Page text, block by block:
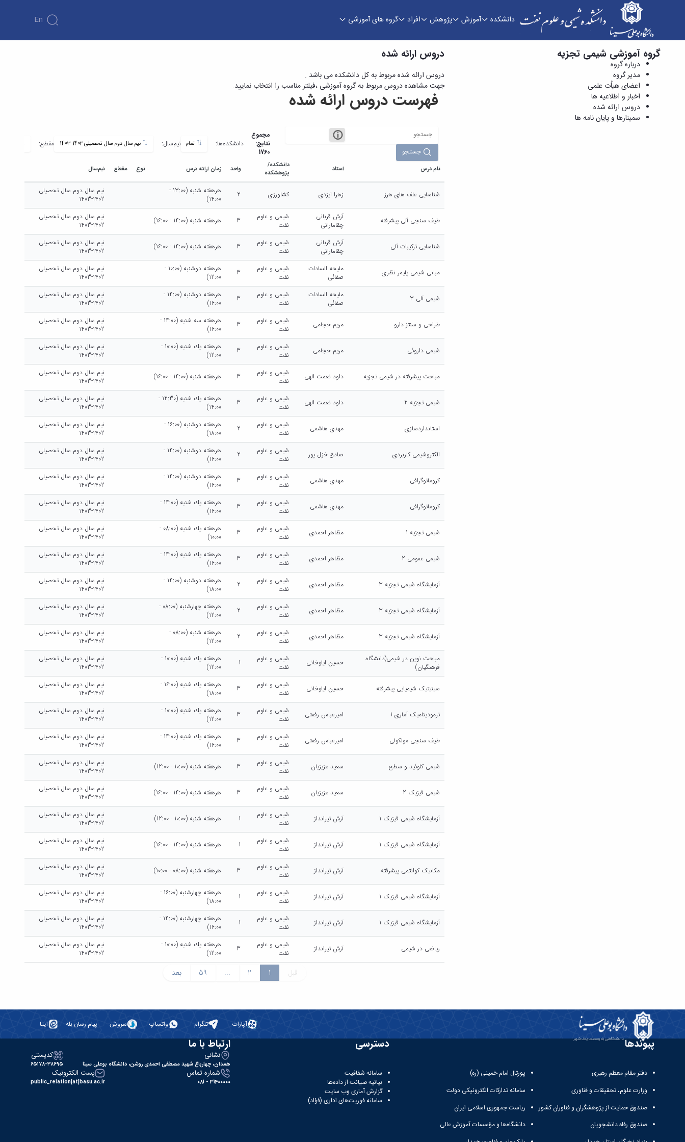
دانشکده آموزش پژوهش افراد گروه های آموزشی En
دروس ارائه شده - دانشکده شیمی و علوم نفت
گروه آموزشی شیمی تجزیه
درباره گروه
مدیر گروه
اعضای هیاُت علمی
اخبار و اطلاعیه ها
دروس ارائه شده
سمینارها و پایان نامه ها
دروس ارائه شده
دروس ارائه شده مربوط به کل دانشکده می باشد .
جهت مشاهده دروس مربوط به گروه آموزشی ،فیلتر مناسب را انتخاب نمایید.
فهرست دروس ارائه شده
جستجو
مجموع
نتایج:
1760
دانشکده‌ها: نیم‌سال: نیم سال دوم سال تحصیلی 1402-1403 مقطع:
نام درس استاد
دانشکده/
پژوهشکده
واحد زمان ارائه درس نوع مقطع نیم‌سال
شناسایی علف های هرز زهرا ایزدی کشاورزی 2
هرهفته شنبه (13:00 -
14:00)
نیم سال دوم سال تحصیلی
1402-1403
طیف سنجی آلی پیشرفته
آرش قربانی
چقامارانی
شیمی و علوم
نفت
3 هرهفته شنبه (14:00 - 16:00)
نیم سال دوم سال تحصیلی
1402-1403
شناسایی ترکیبات آلی
آرش قربانی
چقامارانی
شیمی و علوم
نفت
3 هرهفته شنبه (14:00 - 16:00)
نیم سال دوم سال تحصیلی
1402-1403
مبانی شیمی پلیمر نظری
ملیحه السادات
صفائی
شیمی و علوم
نفت
3
هرهفته دوشنبه (10:00 -
12:00)
نیم سال دوم سال تحصیلی
1402-1403
شیمی آلی 3
ملیحه السادات
صفائی
شیمی و علوم
نفت
3
هرهفته دوشنبه (14:00 -
16:00)
نیم سال دوم سال تحصیلی
1402-1403
طراحی و سنتز دارو مریم حجامی
شیمی و علوم
نفت
3
هرهفته سه شنبه (14:00 -
16:00)
نیم سال دوم سال تحصیلی
1402-1403
شیمی داروئی مریم حجامی
شیمی و علوم
نفت
3
هرهفته يك شنبه (10:00 -
12:00)
نیم سال دوم سال تحصیلی
1402-1403
مباحث پیشرفته در شیمی تجزیه داود نعمت الهی
شیمی و علوم
نفت
3 هرهفته شنبه (14:00 - 16:00)
نیم سال دوم سال تحصیلی
1402-1403
شیمی تجزیه 2 داود نعمت الهی
شیمی و علوم
نفت
3
هرهفته يك شنبه (12:30 -
14:00)
نیم سال دوم سال تحصیلی
1402-1403
استانداردسازی مهدی هاشمی
شیمی و علوم
نفت
2
هرهفته دوشنبه (16:00 -
18:00)
نیم سال دوم سال تحصیلی
1402-1403
الکتروشیمی کاربردی صادق خزل پور
شیمی و علوم
نفت
2
هرهفته دوشنبه (14:00 -
16:00)
نیم سال دوم سال تحصیلی
1402-1403
کروماتوگرافی مهدی هاشمی
شیمی و علوم
نفت
3
هرهفته دوشنبه (14:00 -
16:00)
نیم سال دوم سال تحصیلی
1402-1403
کروماتوگرافی مهدی هاشمی
شیمی و علوم
نفت
3
هرهفته يك شنبه (14:00 -
16:00)
نیم سال دوم سال تحصیلی
1402-1403
شیمی تجزیه 1 مظاهر احمدی
شیمی و علوم
نفت
3
هرهفته يك شنبه (08:00 -
10:00)
نیم سال دوم سال تحصیلی
1402-1403
شیمی عمومی 2 مظاهر احمدی
شیمی و علوم
نفت
3
هرهفته يك شنبه (14:00 -
16:00)
نیم سال دوم سال تحصیلی
1402-1403
آزمایشگاه شیمی تجزیه 3 مظاهر احمدی
شیمی و علوم
نفت
2
هرهفته دوشنبه (14:00 -
18:00)
نیم سال دوم سال تحصیلی
1402-1403
آزمایشگاه شیمی تجزیه 3 مظاهر احمدی
شیمی و علوم
نفت
2
هرهفته چهارشنبه (08:00 -
12:00)
نیم سال دوم سال تحصیلی
1402-1403
آزمایشگاه شیمی تجزیه 3 مظاهر احمدی
شیمی و علوم
نفت
2
هرهفته شنبه (08:00 -
12:00)
نیم سال دوم سال تحصیلی
1402-1403
مباحث نوین در شیمی(دانشگاه
فرهنگیان)
حسین ایلوخانی
شیمی و علوم
نفت
1
هرهفته يك شنبه (10:00 -
12:00)
نیم سال دوم سال تحصیلی
1402-1403
سینیتیک شیمیایی پیشرفته حسین ایلوخانی
شیمی و علوم
نفت
3
هرهفته يك شنبه (16:00 -
18:00)
نیم سال دوم سال تحصیلی
1402-1403
ترمودینامیک آماری 1 امیرعباس رفعتی
شیمی و علوم
نفت
3
هرهفته يك شنبه (10:00 -
12:00)
نیم سال دوم سال تحصیلی
1402-1403
طیف سنجی مولکولی امیرعباس رفعتی
شیمی و علوم
نفت
3
هرهفته يك شنبه (14:00 -
16:00)
نیم سال دوم سال تحصیلی
1402-1403
شیمی کلوئید و سطح سعید عزیزیان
شیمی و علوم
نفت
3 هرهفته شنبه (10:00 - 12:00)
نیم سال دوم سال تحصیلی
1402-1403
شیمی فیزیک 2 سعید عزیزیان
شیمی و علوم
نفت
3 هرهفته شنبه (14:00 - 16:00)
نیم سال دوم سال تحصیلی
1402-1403
آزمایشگاه شیمی فیزیک 1 آرش تیرانداز
شیمی و علوم
نفت
1 هرهفته شنبه (10:00 - 12:00)
نیم سال دوم سال تحصیلی
1402-1403
آزمایشگاه شیمی فیزیک 1 آرش تیرانداز
شیمی و علوم
نفت
1 هرهفته شنبه (14:00 - 16:00)
نیم سال دوم سال تحصیلی
1402-1403
مکانیک کوانتمی پیشرفته آرش تیرانداز
شیمی و علوم
نفت
3 هرهفته شنبه (08:00 - 10:00)
نیم سال دوم سال تحصیلی
1402-1403
آزمایشگاه شیمی فیزیک 1 آرش تیرانداز
شیمی و علوم
نفت
1
هرهفته چهارشنبه (16:00 -
18:00)
نیم سال دوم سال تحصیلی
1402-1403
آزمایشگاه شیمی فیزیک 1 آرش تیرانداز
شیمی و علوم
نفت
1
هرهفته چهارشنبه (14:00 -
16:00)
نیم سال دوم سال تحصیلی
1402-1403
ریاضی در شیمی آرش تیرانداز
شیمی و علوم
نفت
3
هرهفته يك شنبه (10:00 -
12:00)
نیم سال دوم سال تحصیلی
1402-1403
قبل 1
2
...
59 بعد
آپارات تلگرام واتساپ سروش پیام رسان بله ایتا
پیوندها
دفتر مقام معظم رهبری
وزارت علوم، تحقیقات و فناوری
صندوق حمایت از پژوهشگران و فناوران کشور
صندوق رفاه دانشجویان
پورتال امام خمینی (ره)
سامانه تدارکات الکترونیکی دولت
ریاست جمهوری اسلامی ایران
دانشگاه‌ها و مؤسسات آموزش عالی
دسترسی
سامانه شفافیت
بیانیه صیانت از داده‌ها
گزارش آماری وب‌ سایت
سامانه فوریت‌های اداری (فؤاد)
ارتباط با ما
نشانی
همدان، چهارباغ شهید مصطفی احمدی روشن، دانشگاه بوعلی سینا
کدپستی
۶۵۱۷۸-۳۸۶۹۵
شماره تماس
31400000 - 081
پست الکترونیک
public_relation[at]basu.ac.ir